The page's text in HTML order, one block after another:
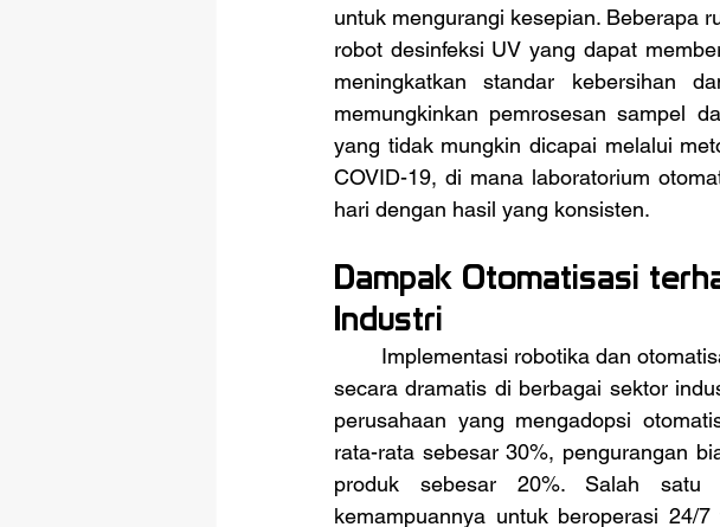
untuk mengurangi kesepian. Beberapa
robot desinfeksi UV yang dapat
meningkatkan standar kebersihan
memungkinkan pemrosesan sampel
yang tidak mungkin dicapai melalui
COVID-19, di mana laboratorium
hari dengan hasil yang konsisten.
Dampak Otomatisasi
Industri
secara dramatis di berbagai sektor
perusahaan yang mengadopsi
rata-rata sebesar 30%, pengurangan
produk sebesar 20%. Salah
kemampuannya untuk beroperasi 24/